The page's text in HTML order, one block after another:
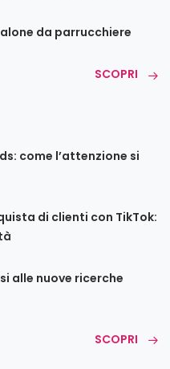
da parrucchiere
SCOPRI
come l’attenzione si
di clienti con TikTok:
alle nuove ricerche
SCOPRI